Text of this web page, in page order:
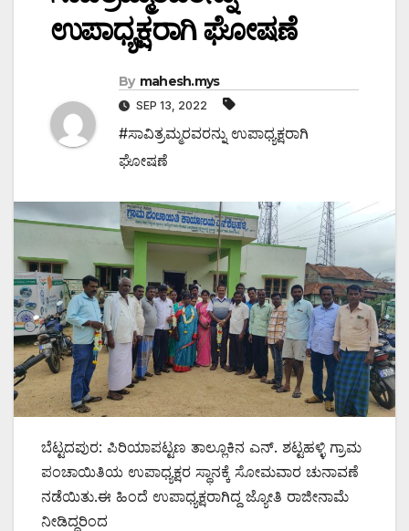
ಉಪಾಧ್ಯಕ್ಷರಾಗಿ ಘೋಷಣೆ
By mahesh.mys
SEP 13, 2022
#ಸಾವಿತ್ರಮ್ಮರವರನ್ನು ಉಪಾಧ್ಯಕ್ಷರಾಗಿ
ಘೋಷಣೆ
ಬೆಟ್ಟದಪುರ: ಪಿರಿಯಾಪಟ್ಟಣ ತಾಲ್ಲೂಕಿನ ಎನ್. ಶಟ್ಟಹಳ್ಳಿ ಗ್ರಾಮ
ಪಂಚಾಯಿತಿಯ ಉಪಾಧ್ಯಕ್ಷರ ಸ್ಥಾನಕ್ಕೆ ಸೋಮವಾರ ಚುನಾವಣೆ
ನಡೆಯಿತು.ಈ ಹಿಂದೆ ಉಪಾಧ್ಯಕ್ಷರಾಗಿದ್ದ ಜ್ಯೋತಿ ರಾಜೀನಾಮೆ
ನೀಡಿದ್ದರಿಂದ